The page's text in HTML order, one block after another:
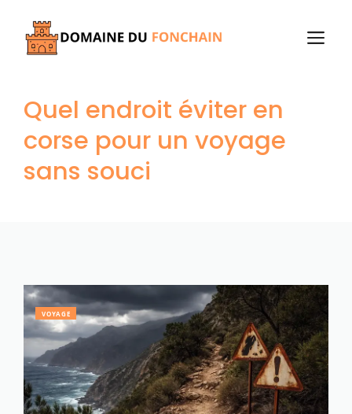
contenu
Quel endroit éviter en
corse pour un voyage
sans souci
VOYAGE